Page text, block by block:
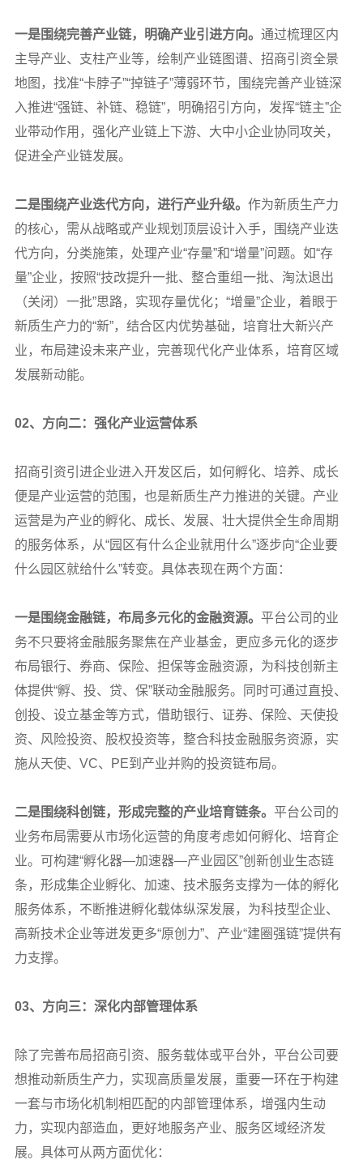
一是围绕完善产业链，明确产业引进方向。 通过梳理区内
主导产业、支柱产业等，绘制产业链图谱、招商引资全景
地图，找准“卡脖子”“掉链子”薄弱环节，围绕完善产业链深
入推进“强链、补链、稳链”，明确招引方向，发挥“链主”企
业带动作用，强化产业链上下游、大中小企业协同攻关，
促进全产业链发展。
二是围绕产业迭代方向，进行产业升级。 作为新质生产力
的核心，需从战略或产业规划顶层设计入手，围绕产业迭
代方向，分类施策，处理产业“存量”和“增量”问题。如“存
量”企业，按照“技改提升一批、整合重组一批、淘汰退出
（关闭）一批”思路，实现存量优化；“增量”企业，着眼于
新质生产力的“新”，结合区内优势基础，培育壮大新兴产
业，布局建设未来产业，完善现代化产业体系，培育区域
发展新动能。
02、方向二：强化产业运营体系
招商引资引进企业进入开发区后，如何孵化、培养、成长
便是产业运营的范围，也是新质生产力推进的关键。产业
运营是为产业的孵化、成长、发展、壮大提供全生命周期
的服务体系，从“园区有什么企业就用什么”逐步向“企业要
什么园区就给什么”转变。具体表现在两个方面：
一是围绕金融链，布局多元化的金融资源。 平台公司的业
务不只要将金融服务聚焦在产业基金，更应多元化的逐步
布局银行、券商、保险、担保等金融资源，为科技创新主
体提供“孵、投、贷、保”联动金融服务。同时可通过直投、
创投、设立基金等方式，借助银行、证券、保险、天使投
资、风险投资、股权投资等，整合科技金融服务资源，实
施从天使、VC、PE到产业并购的投资链布局。
二是围绕科创链，形成完整的产业培育链条。 平台公司的
业务布局需要从市场化运营的角度考虑如何孵化、培育企
业。可构建“孵化器—加速器—产业园区”创新创业生态链
条，形成集企业孵化、加速、技术服务支撑为一体的孵化
服务体系，不断推进孵化载体纵深发展，为科技型企业、
高新技术企业等迸发更多“原创力”、产业“建圈强链”提供有
力支撑。
03、方向三：深化内部管理体系
除了完善布局招商引资、服务载体或平台外，平台公司要
想推动新质生产力，实现高质量发展，重要一环在于构建
一套与市场化机制相匹配的内部管理体系，增强内生动
力，实现内部造血，更好地服务产业、服务区域经济发
展。具体可从两方面优化：